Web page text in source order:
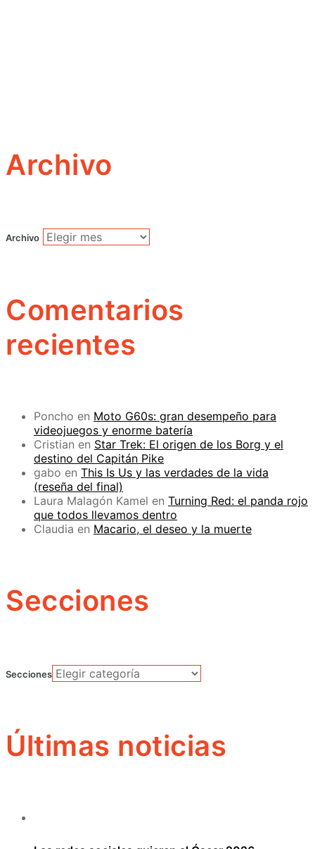
Archivo
Archivo
Comentarios
recientes
Poncho en Moto G60s: gran desempeño para
videojuegos y enorme batería
Cristian en Star Trek: El origen de los Borg y el
destino del Capitán Pike
gabo en This Is Us y las verdades de la vida
(reseña del final)
Laura Malagón Kamel en Turning Red: el panda rojo
que todos llevamos dentro
Claudia en Macario, el deseo y la muerte
Secciones
Secciones
Últimas noticias